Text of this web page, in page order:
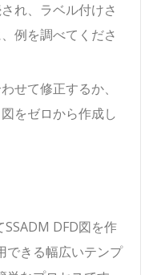
れ、ラベル付けさ
例を調べてくださ
せて修正するか、
をゼロから作成し
DFD図を作
できる幅広いテンプ